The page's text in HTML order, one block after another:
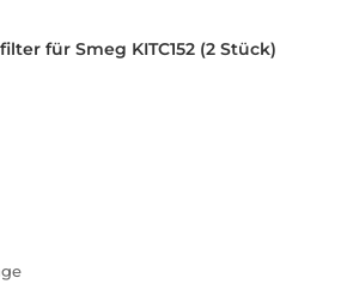
für Smeg KITC152 (2 Stück)